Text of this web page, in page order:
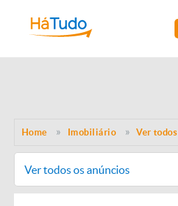
Home Imobiliário Ver todos
Ver todos os anúncios